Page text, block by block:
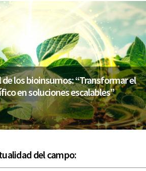
los bioinsumos: “Transformar el
en soluciones escalables”
del campo: